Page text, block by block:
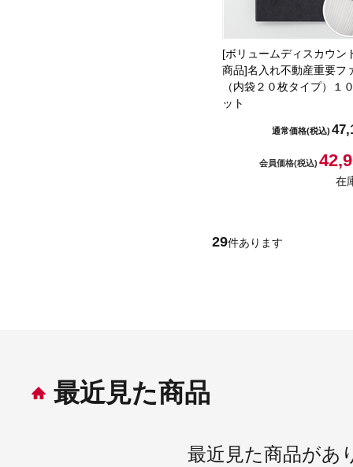
[ボリュームディスカウン
商品]名入れ不動産重要フ
（内袋２０枚タイプ）１
ット
通常価格(税込)
会員価格(税込)
在
29件あります
最近見た商品
最近見た商品があ